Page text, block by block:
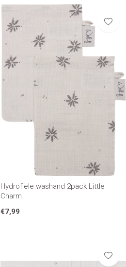
Hydrofiele washand 2pack Little
Charm
€7,99